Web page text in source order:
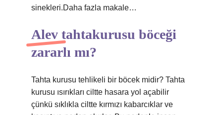
sinekleri.Daha fazla makale…
Alev tahtakurusu böceği
zararlı mı?
Tahta kurusu tehlikeli bir böcek midir? Tahta
kurusu ısırıkları ciltte hasara yol açabilir
çünkü sıklıkla ciltte kırmızı kabarcıklar ve